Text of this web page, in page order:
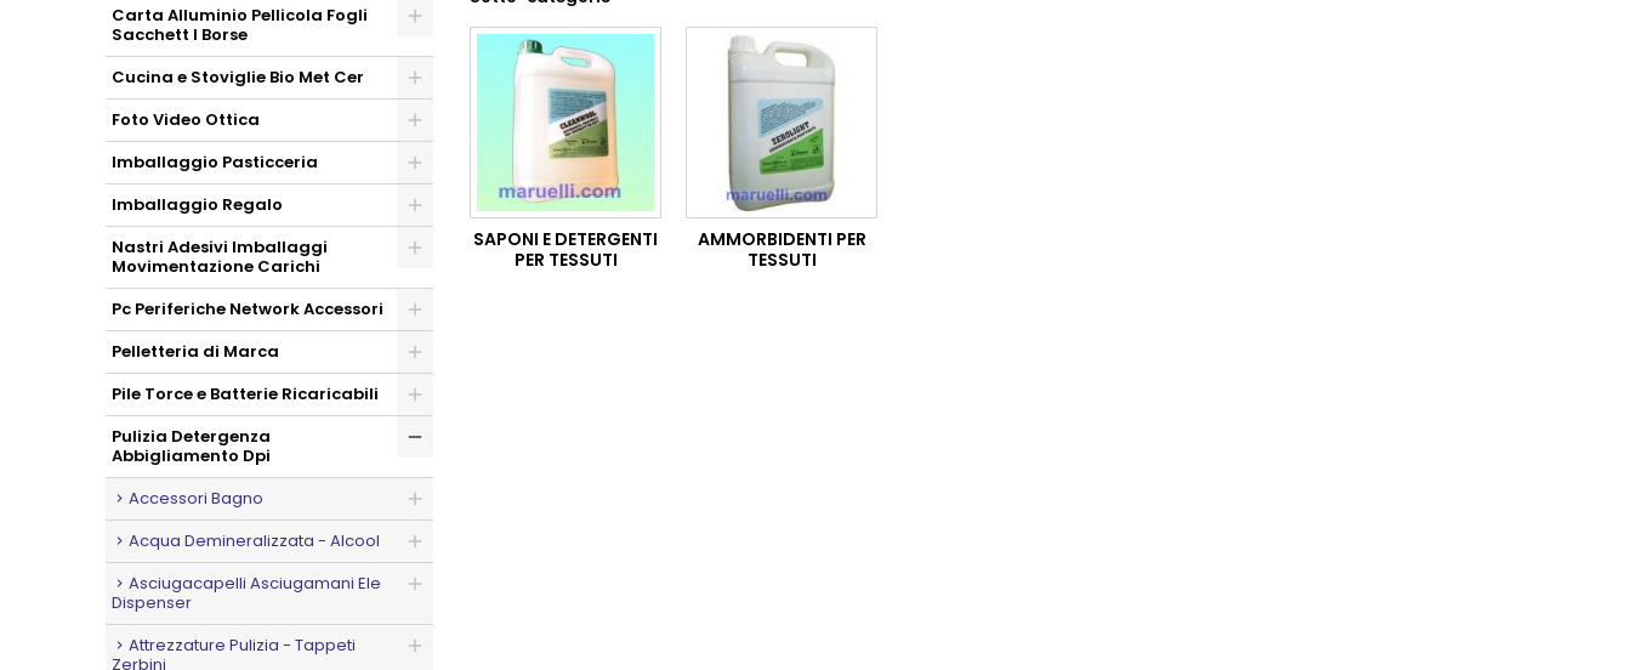
Carta Alluminio Pellicola Fogli
Sacchett I Borse
Cucina e Stoviglie Bio Met Cer
Foto Video Ottica
Imballaggio Pasticceria
Imballaggio Regalo
Nastri Adesivi Imballaggi
Movimentazione Carichi
Pc Periferiche Network Accessori
Pelletteria di Marca
Pile Torce e Batterie Ricaricabili
Pulizia Detergenza
Abbigliamento Dpi
Accessori Bagno
Acqua Demineralizzata - Alcool
Asciugacapelli Asciugamani Ele
Dispenser
Attrezzature Pulizia - Tappeti
Zerbini
SAPONI E DETERGENTI
PER TESSUTI
AMMORBIDENTI PER
TESSUTI